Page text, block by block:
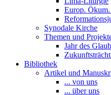
Europ.
Synodale Kirche
Themen und
Jahr des
Bibliothek
Artikel und
... von uns
... über uns